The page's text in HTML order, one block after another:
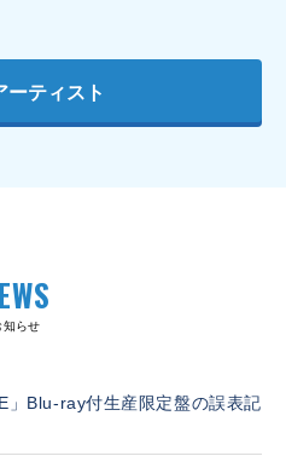
ーティスト
知らせ
Blu-ray付生産限定盤の誤表記